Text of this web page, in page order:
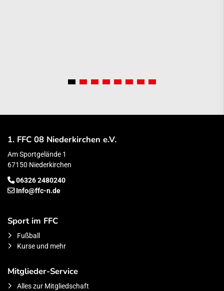
1. FFC 08 Niederkirchen e.V.
Am Sportgelände 1
67150 Niederkirchen
06326 2480240
Info@ffc-n.de
Sport im FFC
Fußball
Kurse und mehr
Mitglieder-Service
Alles zur Mitgliedschaft